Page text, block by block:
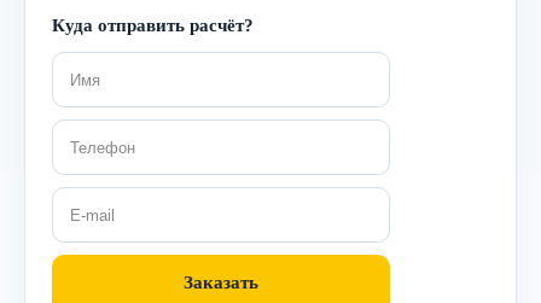
Куда отправить расчёт?